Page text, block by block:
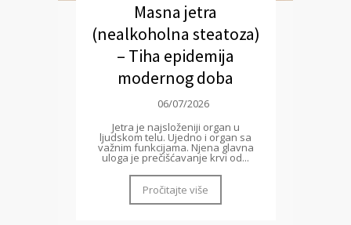
Masna jetra
(nealkoholna steatoza)
– Tiha epidemija
modernog doba
06/07/2026
Jetra je najsloženiji organ u
ljudskom telu. Ujedno i organ sa
važnim funkcijama. Njena glavna
uloga je prečišćavanje krvi od...
Pročitajte više